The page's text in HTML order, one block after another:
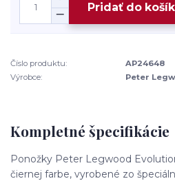
Pridať do
Číslo produktu:
AP24648
Výrobce:
Peter
Kompletné špecifikácie
Ponožky Peter Legwood
čiernej farbe, vyrobené zo